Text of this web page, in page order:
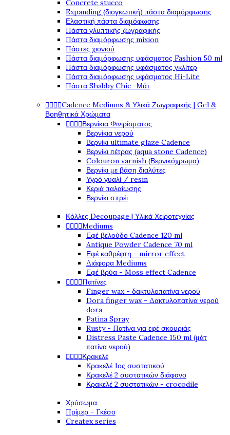
Concrete stucco
Expanding (διογκωτική) πάστα διαμόρφωσης
Ελαστική πάστα διαμόφωσης
Πάστα γλυπτικής ζωγραφικής
Πάστα διαμόρφωσης mixion
Πάστες χιονιού
Πάστα διαμόρφωσης υφάσματος Fashion 50 ml
Πάστα διαμόρφωσης υφάσματος γκλίτερ
Πάστα διαμόρφωσης υφάσματος Hi-Lite
Πάστα Shabby Chic -Μάτ
Cadence Mediums & Υλικά Ζωγραφικής | Gel &
Βοηθητικά Χρώματα
Βερνίκια Φινιρίσματος
Βερνίκια νερού
Βερνίκι ultimate glaze Cadence
Βερνίκι πέτρας (aqua stone Cadence)
Colouron varnish (Βερνικόχρωμα)
Βερνίκι με βάση διαλύτες
Υγρό γυαλί / resin
Κεριά παλαίωσης
Βερνίκι σπρέι
Κόλλες Decoupage | Υλικά Χειροτεχνίας
Mediums
Εφέ βελούδο Cadence 120 ml
Antique Powder Cadence 70 ml
Εφέ καθρέφτη - mirror effect
Διάφορα Mediums
Εφέ βρύα - Moss effect Cadence
Πατίνες
Finger wax - δακτυλοπατίνα νερού
Dora finger wax - Δακτυλοπατίνα νερού
dora
Patina Spray
Rusty - Πατίνα για εφέ σκουριάς
Distress Paste Cadence 150 ml (μάτ
πατίνα νερού)
Κρακελέ
Κρακελέ 1ος συστατικού
Κρακελέ 2 συστατικών διάφανο
Κρακελέ 2 συστατικών - crocodile
Χρύσωμα
Πρίμερ - Γκέσο
Createx series